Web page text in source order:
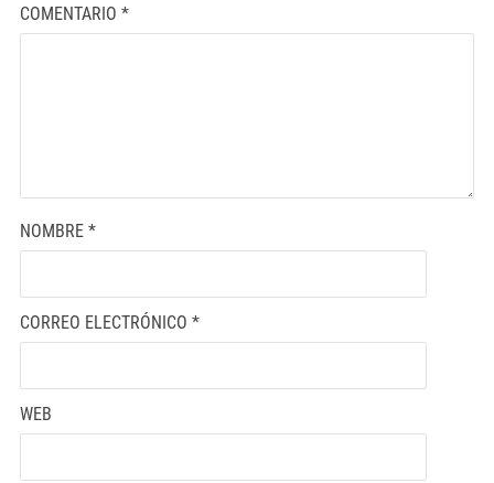
COMENTARIO *
NOMBRE *
CORREO ELECTRÓNICO *
WEB